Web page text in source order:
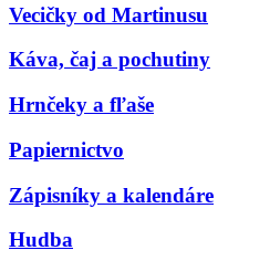
Vecičky od Martinusu
Káva, čaj a pochutiny
Hrnčeky a fľaše
Papiernictvo
Zápisníky a kalendáre
Hudba